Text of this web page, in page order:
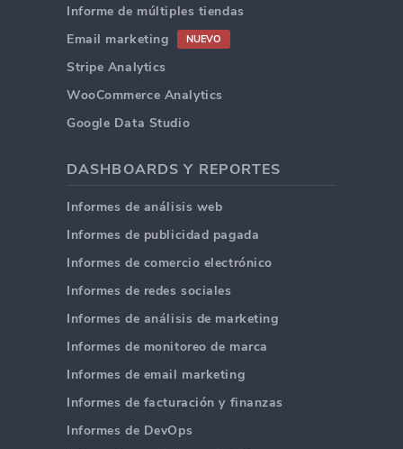
Informe de múltiples tiendas
Email marketing
NUEVO
Stripe Analytics
WooCommerce Analytics
Google Data Studio
DASHBOARDS Y REPORTES
Informes de análisis web
Informes de publicidad pagada
Informes de comercio electrónico
Informes de redes sociales
Informes de análisis de marketing
Informes de monitoreo de marca
Informes de email marketing
Informes de facturación y finanzas
Informes de DevOps